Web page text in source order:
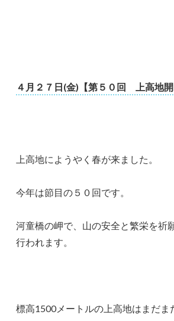
４月２７日(金)【第５０回 上高地開
上高地にようやく春が来ました。
今年は節目の５０回です。
河童橋の岬で、山の安全と繁栄を祈
行われます。
標高1500メートルの上高地はまだま